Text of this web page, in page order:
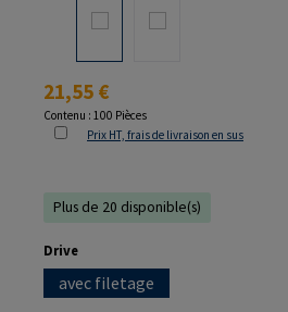
Prix régulier :
21,55 €
Contenu : 100 Pièces
Prix HT, frais de livraison en sus
Plus de 20 disponible(s)
Sélectionnez
Drive
avec filetage